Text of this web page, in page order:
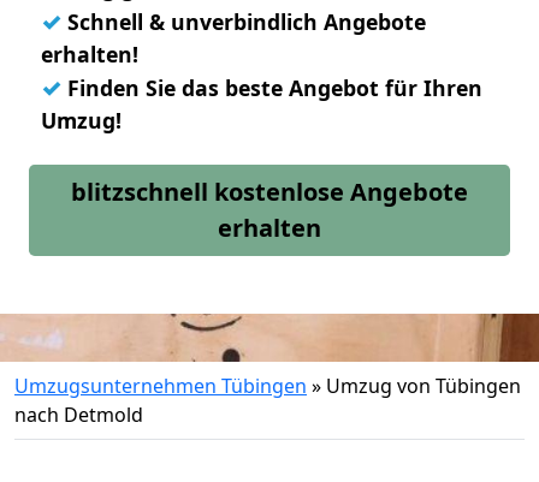
✓ Schnell & unverbindlich Angebote
erhalten!
✓ Finden Sie das beste Angebot für Ihren
Umzug!
blitzschnell kostenlose Angebote
erhalten
Umzugsunternehmen Tübingen » Umzug von Tübingen
nach Detmold